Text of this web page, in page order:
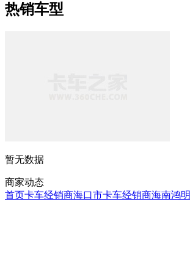
热销车型
暂无数据
商家动态
首页卡车经销商海口市卡车经销商海南鸿明